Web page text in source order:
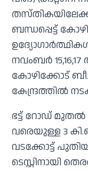
ബന്ധപ്പെട്ട്
നവംബർ
കോഴിക്കോട്
കേന്ദ്രത്തിൽ
ഭട്ട് റോഡ്
വരെയുള്ള 3
വടക്കോട്ട്
ടെസ്റ്റിനായി